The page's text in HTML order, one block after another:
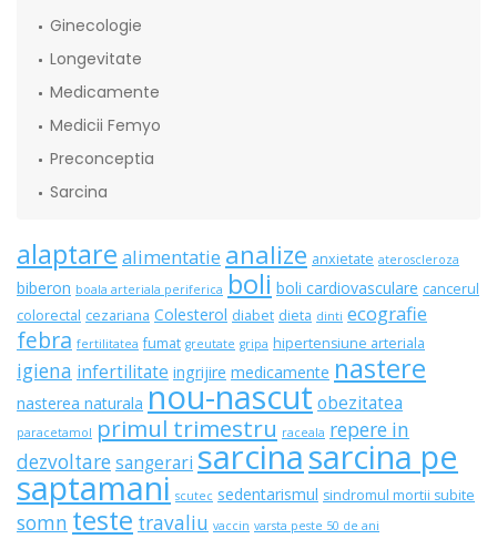
Ginecologie
Longevitate
Medicamente
Medicii Femyo
Preconceptia
Sarcina
alaptare alimentatie analize anxietate ateroscleroza
biberon boala arteriala periferica boli boli cardiovasculare cancerul
colorectal cezariana Colesterol diabet dieta dinti ecografie
febra fertilitatea fumat greutate gripa hipertensiune arteriala
igiena infertilitate ingrijire medicamente nastere
nasterea naturala nou-nascut obezitatea
paracetamol primul trimestru raceala repere in
dezvoltare sangerari sarcinasarcina pe
saptamani scutec sedentarismul sindromul mortii subite
somn teste travaliu vaccin varsta peste 50 de ani